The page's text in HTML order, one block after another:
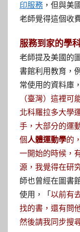
印服務 ，但與美
老師覺得這個收
服務到家的學
老師提及美國的
書館利用教育，
常使用的資料庫
（臺灣）這裡
北科羅拉多大學
手，大部分的運
個人體運動學的
一開始的時候，
源，我覺得在研
師也曾經在圖書
使用，「以前有
找的書，還有問
然後請我同步搜